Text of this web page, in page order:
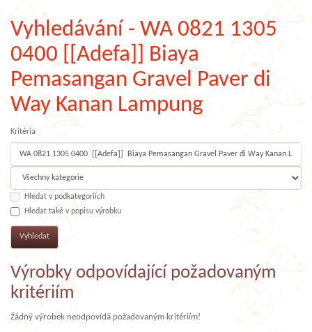
Vyhledávání - WA 0821 1305
0400 [[Adefa]] Biaya
Pemasangan Gravel Paver di
Way Kanan Lampung
Kritéria
Hledat v podkategoriích
Hledat také v popisu výrobku
Výrobky odpovídající požadovaným
kritériím
Žádný výrobek neodpovídá požadovaným kritériím!